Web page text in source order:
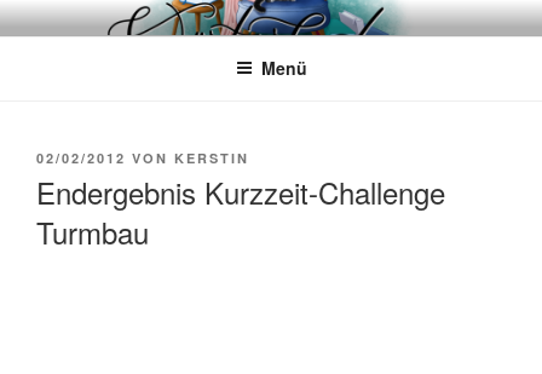
Zum
InhaltWÖRTERKATZE
Von Büchern erzählen
Menü
VERÖFFENTLICHT
02/02/2012 VON KERSTIN
Endergebnis Kurzzeit-Challenge
Turmbau